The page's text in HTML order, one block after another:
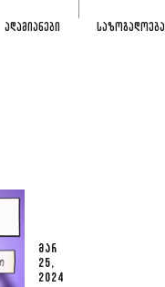
ᲐᲓᲐᲛᲘᲐᲜᲔᲑᲘ ᲡᲐᲖᲝᲒᲐᲓᲝᲔᲑᲐ
ᲛᲐᲠ
25,
2024